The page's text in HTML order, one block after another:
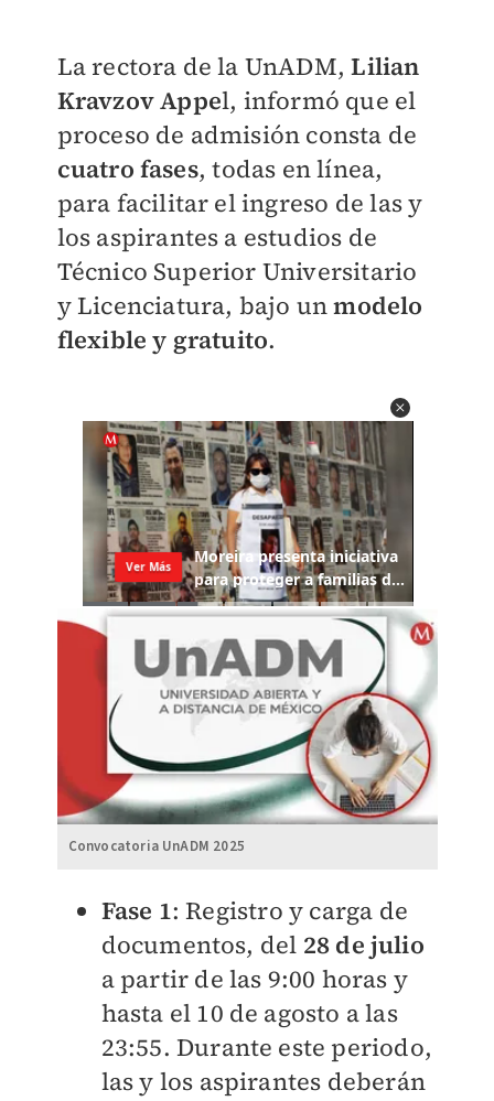
La rectora de la UnADM,Lilian
Kravzov Appel, informó que el
proceso de admisión consta de
cuatro fases, todas en línea,
para facilitar el ingreso de las y
los aspirantes a estudios de
Técnico Superior Universitario
y Licenciatura, bajo unmodelo
flexible y gratuito.
Convocatoria UnADM 2025
Fase 1: Registro y carga de
documentos, del 28 de julio
a partir de las 9:00 horas y
hasta el 10 de agosto a las
23:55. Durante este periodo,
las y los aspirantes deberán